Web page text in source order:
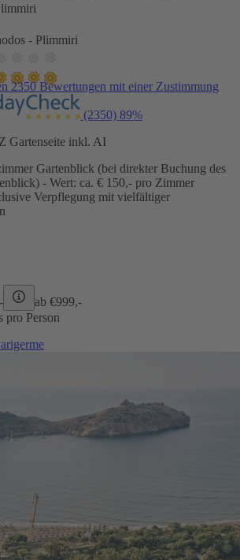
- Plimmiri
2350 Bewertungen mit einer Zustimmung
(2350) 89%
Gartenseite inkl. AI
Gartenblick (bei direkter Buchung des
- Wert: ca. € 150,- pro Zimmer
Verpflegung mit vielfältiger
ab €999,-
pro Person